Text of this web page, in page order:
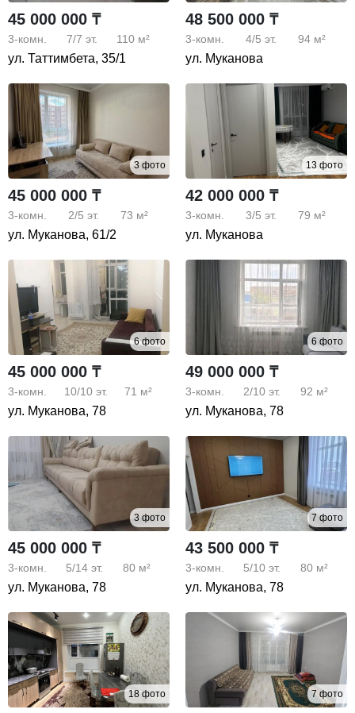
45 000 000 ₸
3-комн. 7/7 эт. 110 м²
ул. Таттимбета, 35/1
48 500 000 ₸
3-комн. 4/5 эт. 94 м²
ул. Муканова
3 фото
45 000 000 ₸
3-комн. 2/5 эт. 73 м²
ул. Муканова, 61/2
13 фото
42 000 000 ₸
3-комн. 3/5 эт. 79 м²
ул. Муканова
6 фото
45 000 000 ₸
3-комн. 10/10 эт. 71 м²
ул. Муканова, 78
6 фото
49 000 000 ₸
3-комн. 2/10 эт. 92 м²
ул. Муканова, 78
3 фото
45 000 000 ₸
3-комн. 5/14 эт. 80 м²
ул. Муканова, 78
7 фото
43 500 000 ₸
3-комн. 5/10 эт. 80 м²
ул. Муканова, 78
18 фото 7 фото